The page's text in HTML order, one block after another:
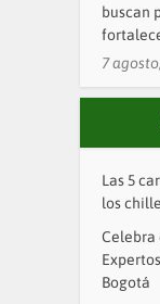
buscan
7
Las 5
los
Celebra
Bogotá